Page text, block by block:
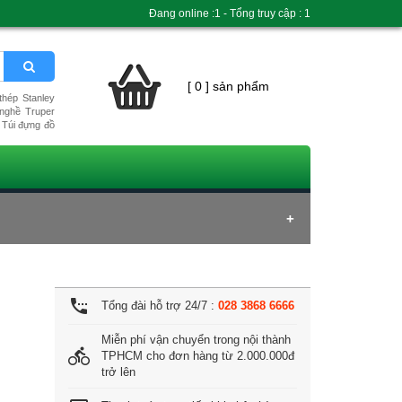
Stanley
Truper
Túi đựng đồ
[ 0 ] sản phẩm
settings_phone Tổng đài hỗ trợ 24/7 : 028 3868 6666
directions_bike
Miễn phí vận chuyển trong nội thành
TPHCM cho đơn hàng từ 2.000.000đ
trở lên
Đang online :1 - Tổng truy cập : 1